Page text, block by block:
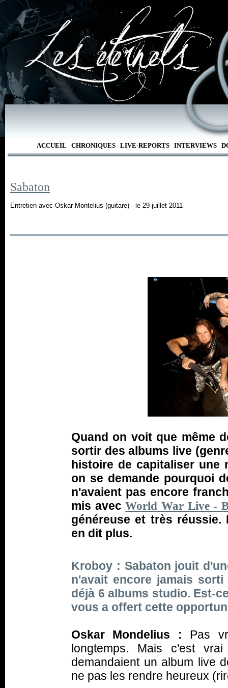
ACCUEIL CHRONIQUES LIVE-REPORTS INTERVIEWS
Sabaton
Entretien avec Oskar Montelius (guitare) - le 29 juillet 2011
Quand on voit que même
sortir des albums live
histoire de capitaliser une
on se demande pourquoi
n'avaient pas encore
mis avecWorld War Live -
généreuse et très
en dit plus.
Kroboy : Sabaton jouit
n'avait encore jamais
déjà 6 albums studio. Est-
vous a offert cette
Oskar Mondelius : Pas
longtemps. Mais c'est
demandaient un album live
ne pas les rendre heureux